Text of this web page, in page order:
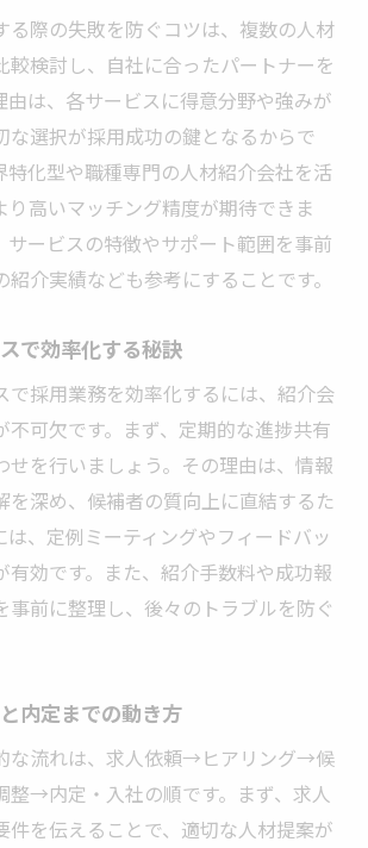
る際の失敗を防ぐコツは、複数の人材
較検討し、自社に合ったパートナーを
由は、各サービスに得意分野や強みが
な選択が採用成功の鍵となるからで
特化型や職種専門の人材紹介会社を活
り高いマッチング精度が期待できま
サービスの特徴やサポート範囲を事前
介実績なども参考にすることです。
で効率化する秘訣
で採用業務を効率化するには、紹介会
不可欠です。まず、定期的な進捗共有
せを行いましょう。その理由は、情報
を深め、候補者の質向上に直結するた
は、定例ミーティングやフィードバッ
有効です。また、紹介手数料や成功報
事前に整理し、後々のトラブルを防ぐ
内定までの動き方
な流れは、求人依頼→ヒアリング→候
→内定・入社の順です。まず、求人
件を伝えることで、適切な人材提案が